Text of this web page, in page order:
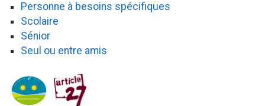
Personne à besoins spécifiques
Scolaire
Sénior
Seul ou entre amis